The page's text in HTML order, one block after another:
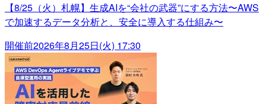
【8/25（火）札幌】生成AIを“会社の武器”にする方法〜AWS
で加速するデータ分析と、安全に導入する仕組み〜
開催前2026年8月25日(火) 17:30